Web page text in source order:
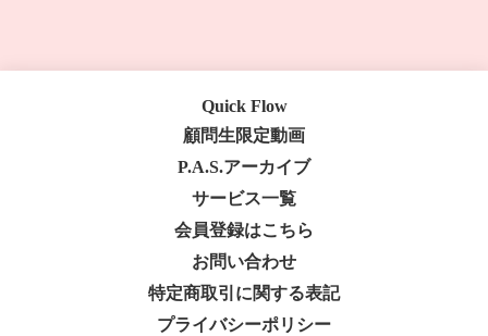
Quick Flow
顧問生限定動画
P.A.S.アーカイブ
サービス一覧
会員登録はこちら
お問い合わせ
特定商取引に関する表記
プライバシーポリシー